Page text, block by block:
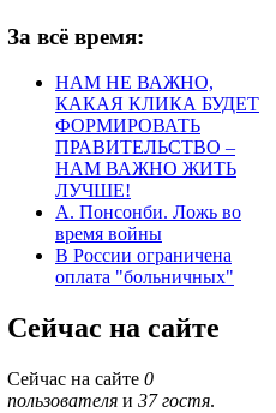
За всё время:
НАМ НЕ ВАЖНО,
КАКАЯ КЛИКА БУДЕТ
ФОРМИРОВАТЬ
ПРАВИТЕЛЬСТВО –
НАМ ВАЖНО ЖИТЬ
ЛУЧШЕ!
А. Понсонби. Ложь во
время войны
В России ограничена
оплата "больничных"
Сейчас на сайте
Сейчас на сайте 0
пользователя и 37 гостя.